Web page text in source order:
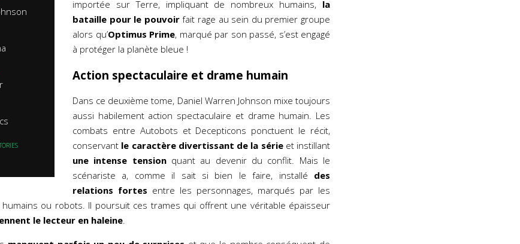
importée sur Terre, impliquant de nombreux humains, la
bataille pour le pouvoirfait rage au sein du premier groupe
alors qu’Optimus Prime, marqué par son passé, s’est engagé
à protéger la planète bleue !
Action spectaculaire et drame humain
Dans ce deuxième tome, Daniel Warren Johnson mixe toujours
aussi habilement action spectaculaire et drame humain. Les
combats entre Autobots et Decepticons ponctuent le récit,
conservant le caractère divertissant de la sérieet instillant
une intense tensionquant au devenir du conflit. Mais le
scénariste a, comme il sait si bien le faire, installé des
relations fortes entre les personnages, marqués par les
humains ou robots. Il poursuit ces trames qui offrent une véritable épaisseur
le lecteur en haleine.